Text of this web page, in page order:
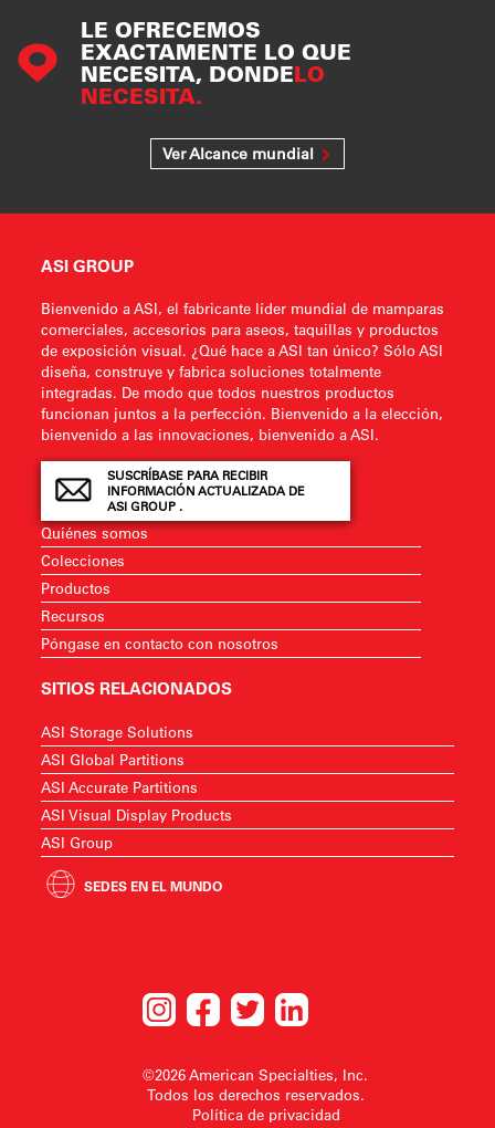
LE OFRECEMOS
EXACTAMENTE LO QUE
NECESITA, DONDELO
NECESITA.
Ver Alcance mundial
ASI GROUP
Bienvenido a ASI, el fabricante líder mundial de mamparas
comerciales, accesorios para aseos, taquillas y productos
de exposición visual. ¿Qué hace a ASI tan único? Sólo ASI
diseña, construye y fabrica soluciones totalmente
integradas. De modo que todos nuestros productos
funcionan juntos a la perfección. Bienvenido a la elección,
bienvenido a las innovaciones, bienvenido a ASI.
SUSCRÍBASE PARA RECIBIR
INFORMACIÓN ACTUALIZADA DE
ASI GROUP .
Quiénes somos
Colecciones
Productos
Recursos
Póngase en contacto con nosotros
SITIOS RELACIONADOS
ASI Storage Solutions
ASI Global Partitions
ASI Accurate Partitions
ASI Visual Display Products
ASI Group
SEDES EN EL MUNDO
©2026 American Specialties, Inc.
Todos los derechos reservados.
Política de privacidad